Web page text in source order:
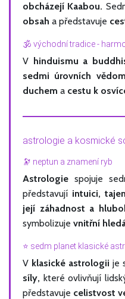
obcházejí Kaabou.
obsah a představuje
🕉️ východní tradice -
V hinduismu a
sedmi úrovních
duchem a cestu k
astrologie a kosmické
🔭 neptun a znamení ryb
Astrologie spojuje
představují intuici,
její záhadnost a
symbolizuje vnitřní
⭐ sedm planet klasické
V klasické astrologii je
síly, které ovlivňují
představuje celistvost